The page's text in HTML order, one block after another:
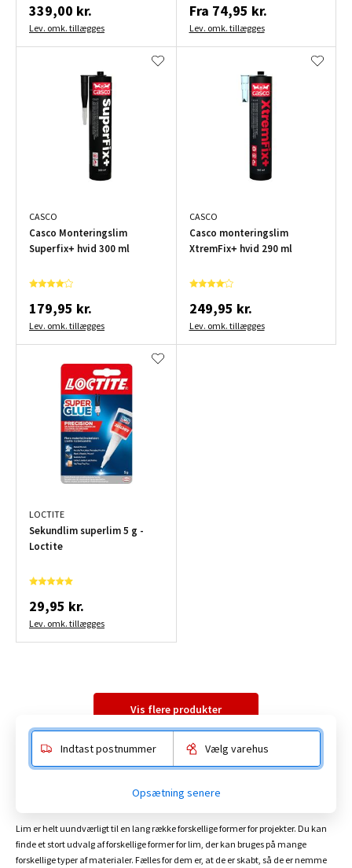
339,00 kr.
Lev. omk. tillægges
Fra 74,95 kr.
Lev. omk. tillægges
CASCO
Casco Monteringslim
Superfix+ hvid 300 ml
179,95 kr.
Lev. omk. tillægges
CASCO
Casco monteringslim
XtremFix+ hvid 290 ml
249,95 kr.
Lev. omk. tillægges
LOCTITE
Sekundlim superlim 5 g -
Loctite
29,95 kr.
Lev. omk. tillægges
Vis flere produkter
Lim er helt uundværligt til en lang række forskellige former for projekter. Du kan
finde et stort udvalg af forskellige former for lim, der kan bruges på mange
forskellige typer af materialer. Fælles for dem er, at de er skabt, så de er nemme
Indtast postnummer Vælg varehus
Opsætning senere